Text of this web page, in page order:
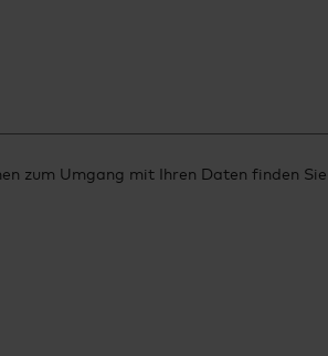
zum Umgang mit Ihren Daten finden